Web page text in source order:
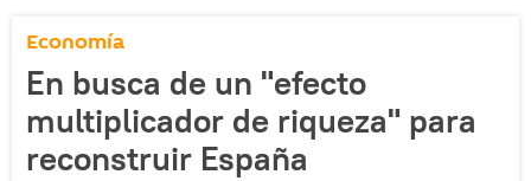
Economía
En busca de un "efecto
multiplicador de riqueza" para
reconstruir España